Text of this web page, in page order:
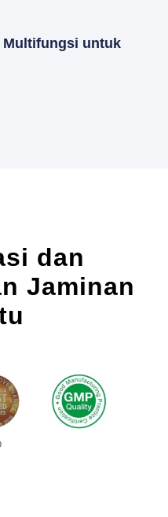
Multifungsi untuk
dan
Jaminan